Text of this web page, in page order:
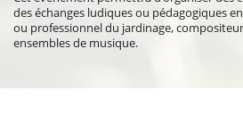
des échanges ludiques ou pédagogiques
ou professionnel du jardinage,
ensembles de musique.